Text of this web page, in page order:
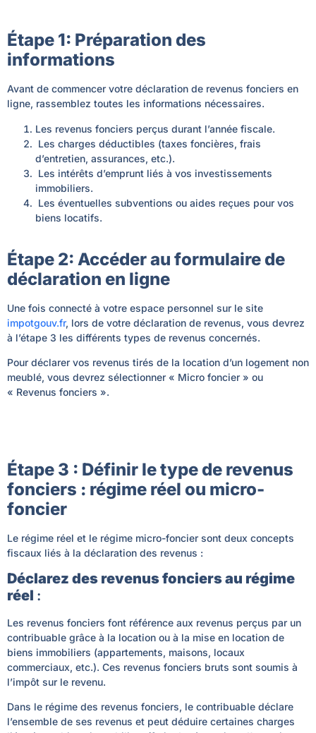
Étape 1: Préparation des
informations
Avant de commencer votre déclaration de revenus fonciers en
ligne, rassemblez toutes les informations nécessaires.
Les revenus fonciers perçus durant l’année fiscale.
Les charges déductibles (taxes foncières, frais
d’entretien, assurances, etc.).
Les intérêts d’emprunt liés à vos investissements
immobiliers.
Les éventuelles subventions ou aides reçues pour vos
biens locatifs.
Étape 2: Accéder au formulaire de
déclaration en ligne
Une fois connecté à votre espace personnel sur le site
impotgouv.fr, lors de votre déclaration de revenus, vous devrez
à l’étape 3 les différents types de revenus concernés.
Pour déclarer vos revenus tirés de la location d’un logement non
meublé, vous devrez sélectionner « Micro foncier » ou
« Revenus fonciers ».
Étape 3 : Définir le type de revenus
fonciers : régime réel ou micro-
foncier
Le régime réel et le régime micro-foncier sont deux concepts
fiscaux liés à la déclaration des revenus :
Déclarez des revenus fonciers au régime
réel :
Les revenus fonciers font référence aux revenus perçus par un
contribuable grâce à la location ou à la mise en location de
biens immobiliers (appartements, maisons, locaux
commerciaux, etc.). Ces revenus fonciers bruts sont soumis à
l’impôt sur le revenu.
Dans le régime des revenus fonciers, le contribuable déclare
l’ensemble de ses revenus et peut déduire certaines charges